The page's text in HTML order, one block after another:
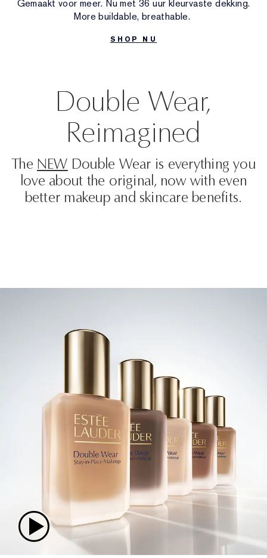
Gerichte behandeling
Reslilience Multi-Effect
Essentials met SPF
Make-upremover
Foundation Finder
Wild Geranium
Sets en cadeaus van AERIN
Gemaakt voor meer. Nu met 36 uur kleurvaste dekking.
More buildable, breathable.
SHOP NU
Double Wear,
Reimagined
The NEW Double Wear is everything you
love about the original, now with even
better makeup and skincare benefits.